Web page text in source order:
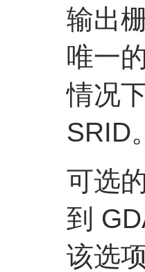
输出
唯一
情况
SRID。
可选
到
该选